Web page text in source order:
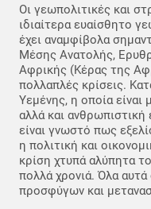
Οι γεωπολιτικές και
ιδιαίτερα ευαίσθητο
έχει αναμφίβολα
Μέσης Ανατολής,
Αφρικής (Κέρας της
πολλαπλές κρίσεις.
Υεμένης, η οποία είναι
αλλά και
είναι γνωστό πως
η πολιτική και
κρίση χτυπά αλύπητα
πολλά χρονιά. Όλα
προσφύγων και